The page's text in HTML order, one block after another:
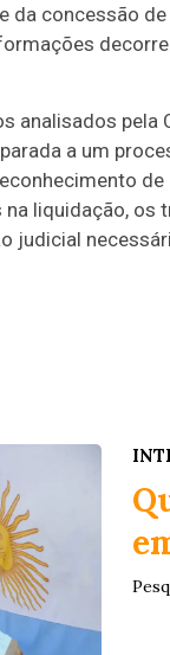
da concessão
analisados
a um
liquidação,
judicial